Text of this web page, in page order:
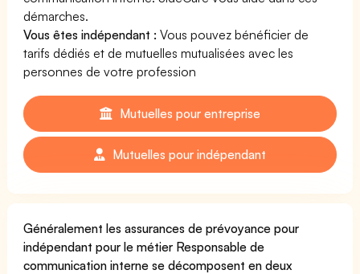
démarches.
Vous êtes indépendant : Vous pouvez bénéficier de
tarifs dédiés et de mutuelles mutualisées avec les
personnes de votre profession
Mutuelles pour entreprise
Mutuelles pour indépendant
Généralement les assurances de prévoyance pour
indépendant pour le métier Responsable de
communication interne se décomposent en deux